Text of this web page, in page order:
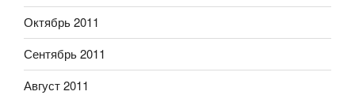
Октябрь 2011
Сентябрь 2011
Август 2011